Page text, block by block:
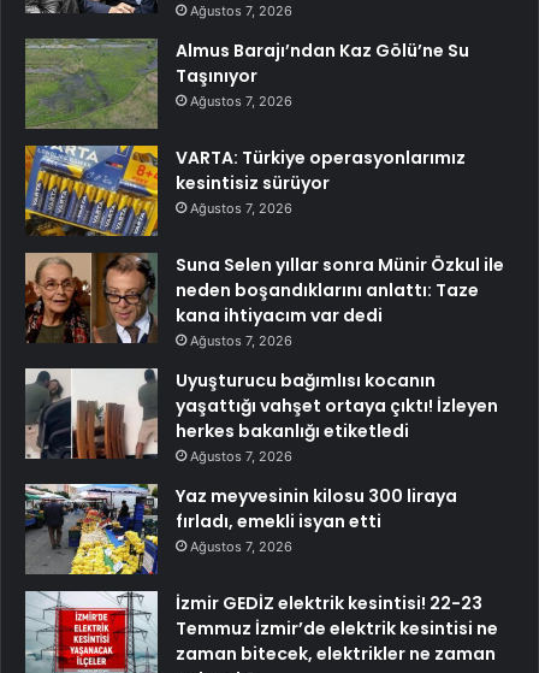
Ağustos 7, 2026
Almus Barajı’ndan Kaz Gölü’ne Su
Taşınıyor
Ağustos 7, 2026
VARTA: Türkiye operasyonlarımız
kesintisiz sürüyor
Ağustos 7, 2026
Suna Selen yıllar sonra Münir Özkul ile
neden boşandıklarını anlattı: Taze
kana ihtiyacım var dedi
Ağustos 7, 2026
Uyuşturucu bağımlısı kocanın
yaşattığı vahşet ortaya çıktı! İzleyen
herkes bakanlığı etiketledi
Ağustos 7, 2026
Yaz meyvesinin kilosu 300 liraya
fırladı, emekli isyan etti
Ağustos 7, 2026
İzmir GEDİZ elektrik kesintisi! 22-23
Temmuz İzmir’de elektrik kesintisi ne
zaman bitecek, elektrikler ne zaman